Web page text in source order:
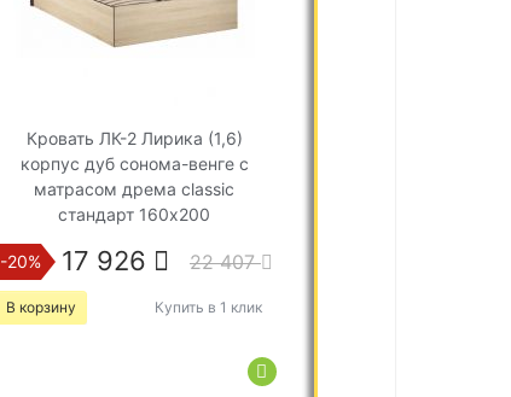
Кровать ЛК-2 Лирика (1,6)
корпус дуб сонома-венге с
матрасом дрема classic
стандарт 160х200
-20% 17 926 22 407
В корзину Купить в 1 клик